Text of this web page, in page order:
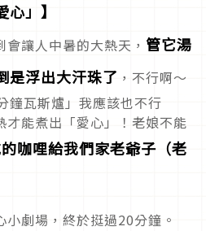
心」】
讓人中暑的大熱天， 管它湯
是浮出大汗珠了 ，不行啊～
鐘瓦斯爐」我應該也不行
能煮出「愛心」！老娘不能
咖哩給我們家老爺子（老
劇場，終於挺過20分鐘。